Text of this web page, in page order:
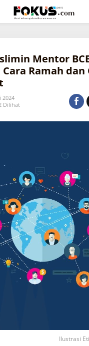
Mentor
Ramah dan
2024
Dilihat
Ilustrasi